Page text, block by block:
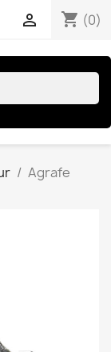
shopping_cart (0)

Agrafe